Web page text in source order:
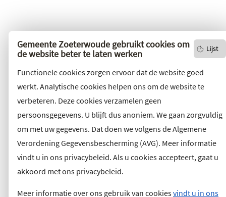
Lijst
Gemeente Zoeterwoude gebruikt cookies om
de website beter te laten werken
Functionele cookies zorgen ervoor dat de website goed
werkt. Analytische cookies helpen ons om de website te
verbeteren. Deze cookies verzamelen geen
persoonsgegevens. U blijft dus anoniem. We gaan zorgvuldig
om met uw gegevens. Dat doen we volgens de Algemene
Verordening Gegevensbescherming (AVG). Meer informatie
vindt u in ons privacybeleid. Als u cookies accepteert, gaat u
akkoord met ons privacybeleid.
Meer informatie over ons gebruik van cookiesvindt u in ons